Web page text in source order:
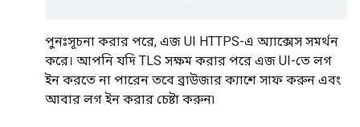
পুনঃসূচনা করার পরে, এজ UI HTTPS-এ অ্যাক্সেস সমর্থন
করে। আপনি যদি TLS সক্ষম করার পরে এজ UI-তে লগ
ইন করতে না পারেন তবে ব্রাউজার ক্যাশে সাফ করুন এবং
আবার লগ ইন করার চেষ্টা করুন৷